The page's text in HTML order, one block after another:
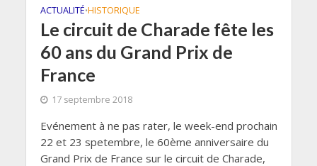
ACTUALITÉ•HISTORIQUE
Le circuit de Charade fête les
60 ans du Grand Prix de
France
17 septembre 2018
Evénement à ne pas rater, le week-end prochain
22 et 23 spetembre, le 60ème anniversaire du
Grand Prix de France sur le circuit de Charade,